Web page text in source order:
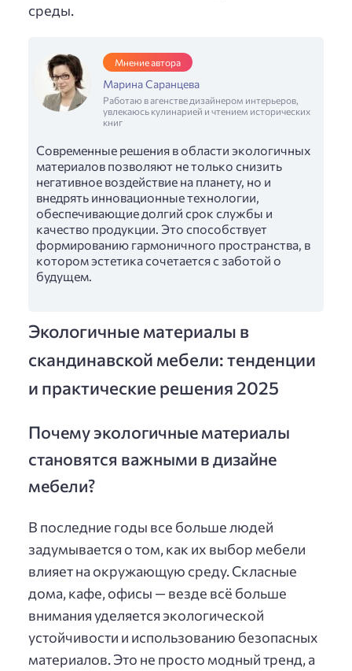
среды.
Мнение автора
Марина Саранцева
Работаю в агенстве дизайнером интерьеров,
увлекаюсь кулинарией и чтением исторических
книг
Современные решения в области экологичных
материалов позволяют не только снизить
негативное воздействие на планету, но и
внедрять инновационные технологии,
обеспечивающие долгий срок службы и
качество продукции. Это способствует
формированию гармоничного пространства, в
котором эстетика сочетается с заботой о
будущем.
Экологичные материалы в
скандинавской мебели: тенденции
и практические решения 2025
Почему экологичные материалы
становятся важными в дизайне
мебели?
В последние годы все больше людей
задумывается о том, как их выбор мебели
влияет на окружающую среду. Скласные
дома, кафе, офисы — везде всё больше
внимания уделяется экологической
устойчивости и использованию безопасных
материалов. Это не просто модный тренд, а